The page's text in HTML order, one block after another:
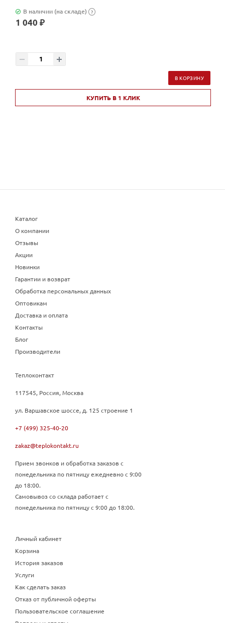
В наличии (на складе) ?
1 040 ₽
В КОРЗИНУ
КУПИТЬ В 1 КЛИК
Каталог
О компании
Отзывы
Акции
Новинки
Гарантии и возврат
Обработка персональных данных
Оптовикам
Доставка и оплата
Контакты
Блог
Производители
Теплоконтакт
117545, Россия, Москва
ул. Варшавское шоссе, д. 125 строение 1
+7 (499) 325-40-20
zakaz@teplokontakt.ru
Прием звонков и обработка заказов с
понедельника по пятницу ежедневно с 9:00
до 18:00.
Самовывоз со склада работает с
понедельника по пятницу с 9:00 до 18:00.
Личный кабинет
Корзина
История заказов
Услуги
Как сделать заказ
Отказ от публичной оферты
Пользовательское соглашение